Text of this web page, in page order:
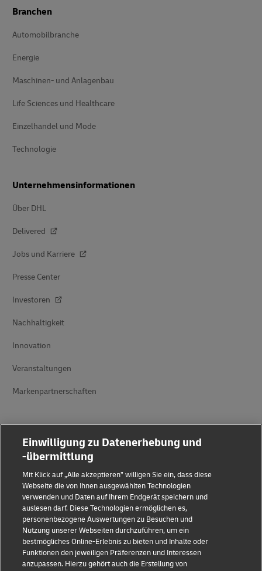
Branchen
Automobilbranche
Energie
Maschinen- und Anlagenbau
Life Sciences und Healthcare
Einzelhandel und Mode
Technologie
Unternehmensinformationen
Über DHL
Delivered
Jobs und Karriere
Presse Center
Investoren
Nachhaltigkeit
Innovation
Veranstaltungen
Markenpartnerschaften
Betrugserkennung
Impressum
Nutzungsbedingungen
Datenschutz
Einwilligung zu Datenerhebung und
-übermittlung
Mit Klick auf „Alle akzeptieren” willigen Sie ein, dass diese
Webseite die von Ihnen ausgewählten Technologien
verwenden und Daten auf Ihrem Endgerät speichern und
auslesen darf. Diese Technologien ermöglichen es,
personenbezogene Auswertungen zu Besuchen und
Nutzung unserer Webseiten durchzuführen, um ein
bestmögliches Online-Erlebnis zu bieten und Inhalte oder
Funktionen den jeweiligen Präferenzen und Interessen
anzupassen. Hierzu gehört auch die Erstellung von